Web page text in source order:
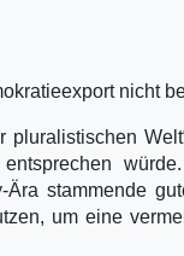
nicht
stammende
um eine